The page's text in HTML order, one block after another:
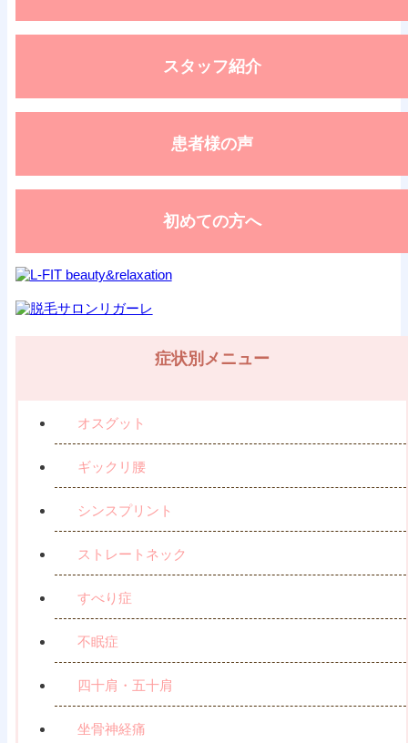
スタッフ紹介
患者様の声
初めての方へ
症状別メニュー
オスグット
ギックリ腰
シンスプリント
ストレートネック
すべり症
不眠症
四十肩・五十肩
坐骨神経痛